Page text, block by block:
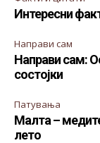
Интересни
Направи сам
Направи сам:
состојки
Патувања
Малта –
лето